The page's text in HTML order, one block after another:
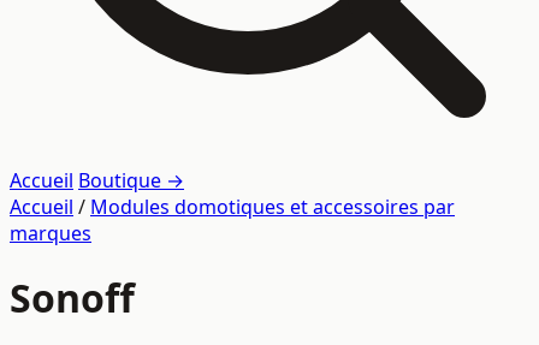
Accueil Boutique →
Accueil / Modules domotiques et accessoires par
marques
Sonoff